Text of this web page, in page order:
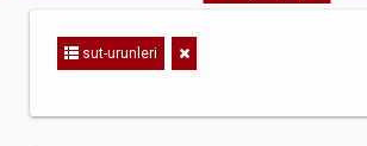
sut-urunleri